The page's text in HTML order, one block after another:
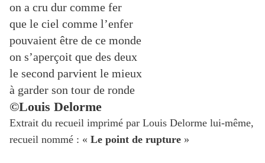
on a cru dur comme fer
que le ciel comme l’enfer
pouvaient être de ce monde
on s’aperçoit que des deux
le second parvient le mieux
à garder son tour de ronde
©Louis Delorme
Extrait du recueil imprimé par Louis Delorme lui-même,
recueil nommé : « Le point de rupture »